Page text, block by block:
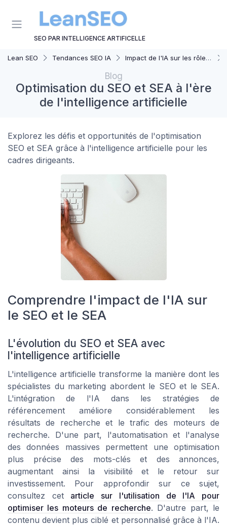
SEO PAR INTELLIGENCE ARTIFICELLE
Lean SEO Tendances SEO IA Impact de l'IA sur les rôles SEO
Blog
Optimisation du SEO et SEA à l'ère
de l'intelligence artificielle
Explorez les défis et opportunités de l'optimisation
SEO et SEA grâce à l'intelligence artificielle pour les
cadres dirigeants.
Comprendre l'impact de l'IA sur
le SEO et le SEA
L'évolution du SEO et SEA avec
l'intelligence artificielle
L'intelligence artificielle transforme la manière dont les
spécialistes du marketing abordent le SEO et le SEA.
L'intégration de l'IA dans les stratégies de
référencement améliore considérablement les
résultats de recherche et le trafic des moteurs de
recherche. D'une part, l'automatisation et l'analyse
des données massives permettent une optimisation
plus précise des mots-clés et des annonces,
augmentant ainsi la visibilité et le retour sur
investissement. Pour approfondir sur ce sujet,
consultez cet article sur l'utilisation de l'IA pour
optimiser les moteurs de recherche. D'autre part, le
contenu devient plus ciblé et personnalisé grâce à l'IA.